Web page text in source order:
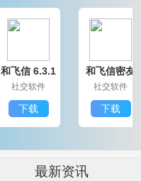
和飞信 6.3.1
200
社交软件
下载
和飞信密友
圈版 6.3.120
社交软件
下载
最新资讯